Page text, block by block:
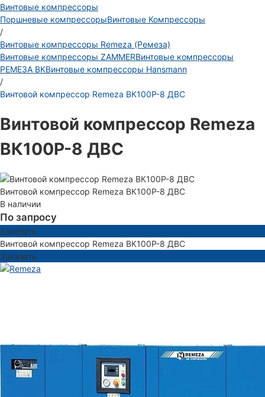
Винтовые компрессоры
Поршневые компрессорыВинтовые Компрессоры
/
Винтовые компрессоры Remeza (Ремеза)
Винтовые компрессоры ZAMMERВинтовые компрессоры
РЕМЕЗА ВКВинтовые компрессоры Hansmann
/
Винтовой компрессор Remeza ВК100Р-8 ДВС
Винтовой компрессор Remeza
ВК100Р-8 ДВС
Винтовой компрессор Remeza ВК100Р-8 ДВС
В наличии
По запросу
Заказать
Винтовой компрессор Remeza ВК100Р-8 ДВС
Заказать